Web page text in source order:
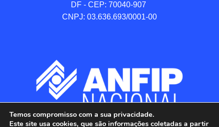
DF - CEP: 70040-907
CNPJ: 03.636.693/0001-00
Temos compromisso com a sua privacidade.
Este site usa cookies, que são informações coletadas a partir